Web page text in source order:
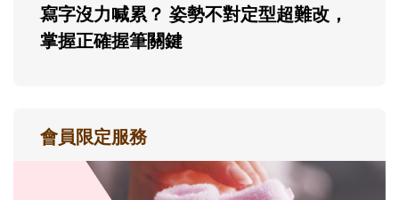
寫字沒力喊累？ 姿勢不對定型超難改，
掌握正確握筆關鍵
會員限定服務